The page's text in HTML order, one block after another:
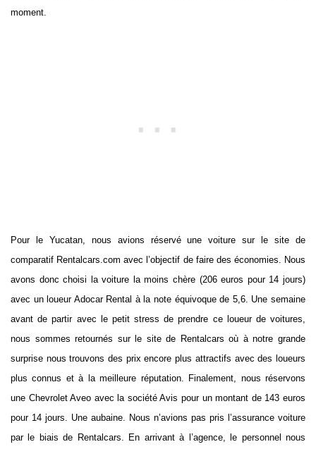
moment.
Pour le Yucatan, nous avions réservé une voiture sur le site de
comparatif Rentalcars.com avec l’objectif de faire des économies. Nous
avons donc choisi la voiture la moins chère (206 euros pour 14 jours)
avec un loueur Adocar Rental à la note équivoque de 5,6. Une semaine
avant de partir avec le petit stress de prendre ce loueur de voitures,
nous sommes retournés sur le site de Rentalcars où à notre grande
surprise nous trouvons des prix encore plus attractifs avec des loueurs
plus connus et à la meilleure réputation. Finalement, nous réservons
une Chevrolet Aveo avec la société Avis pour un montant de 143 euros
pour 14 jours. Une aubaine. Nous n’avions pas pris l’assurance voiture
par le biais de Rentalcars. En arrivant à l’agence, le personnel nous